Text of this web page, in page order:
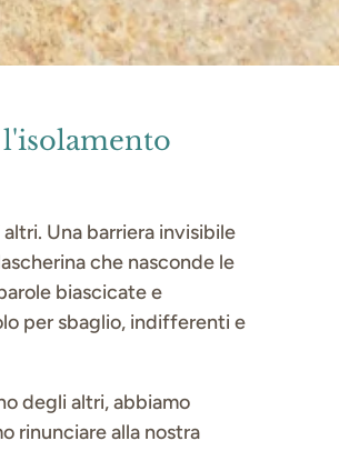
Una barriera invisibile
che nasconde le
biascicate e
per sbaglio, indifferenti e
degli altri, abbiamo
rinunciare alla nostra